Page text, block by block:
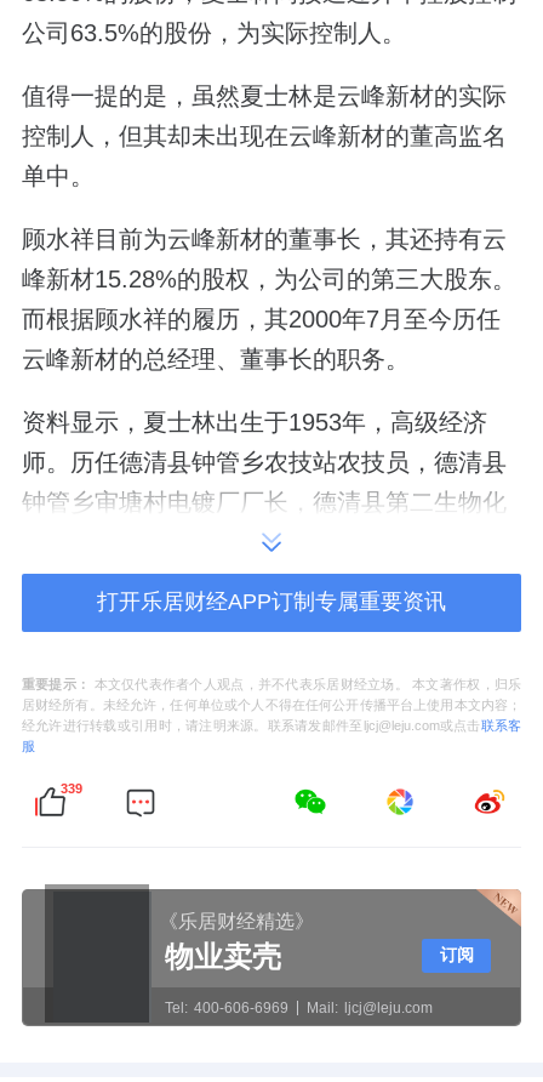
公司63.5%的股份，为实际控制人。
值得一提的是，虽然夏士林是云峰新材的实际
控制人，但其却未出现在云峰新材的董高监名
单中。
顾水祥目前为云峰新材的董事长，其还持有云
峰新材15.28%的股权，为公司的第三大股东。
而根据顾水祥的履历，其2000年7月至今历任
云峰新材的总经理、董事长的职务。
资料显示，夏士林出生于1953年，高级经济
师。历任德清县钟管乡农技站农技员，德清县
钟管乡审塘村电镀厂厂长，德清县第二生物化
学厂（升华集团前身）厂长，升华集团董事
长，升华控股董事长。现任升华集团董事长、
事务合伙人。
从产品上看，云峰新材主要拥有人造板、木地
板产能利用率分别为72.27%、63.71%、
报告期内，云峰新材主营业务毛利率分别为
26.28%、23.92%、22.73%和20.17%，逐年略
打开乐居财经APP订制专属重要资讯
重要提示：
本文仅代表作者个人观点，并不代表乐居财经立场。 本文著作权，归乐
居财经所有。未经允许，任何单位或个人不得在任何公开传播平台上使用本文内容；
经允许进行转载或引用时，请注明来源。联系请发邮件至ljcj@leju.com或点击联系客
服
339
《乐居财经精选》
物业卖壳
Tel: 400-606-6969 Mail: ljcj@leju.com
订阅